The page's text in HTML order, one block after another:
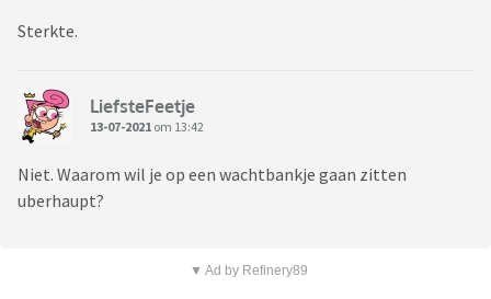
Sterkte.
LiefsteFeetje
13-07-2021 om 13:42
Niet. Waarom wil je op een wachtbankje gaan zitten
uberhaupt?
▼ Ad by Refinery89